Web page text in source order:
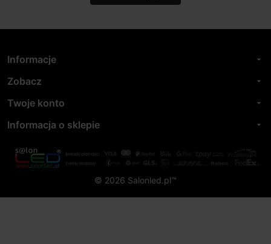
Informacje arrow_drop_down
Zobacz arrow_drop_down
Twoje konto arrow_drop_down
Informacja o sklepie arrow_drop_down
© 2026 Salonled.pl™